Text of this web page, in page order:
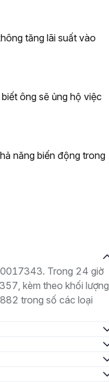
tăng lãi suất vào
ông sẽ ủng hộ việc
năng biến động trong
Trong 24 giờ
kèm theo khối lượng
trong số các loại